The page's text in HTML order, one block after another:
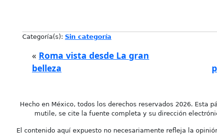
Categoría(s): Sin categoría
« Roma vista desde La gran
belleza
Hecho en México, todos los derechos reservados 2026. Esta
mutile, se cite la fuente completa y su dirección
El contenido aquí expuesto no necesariamente refleja la